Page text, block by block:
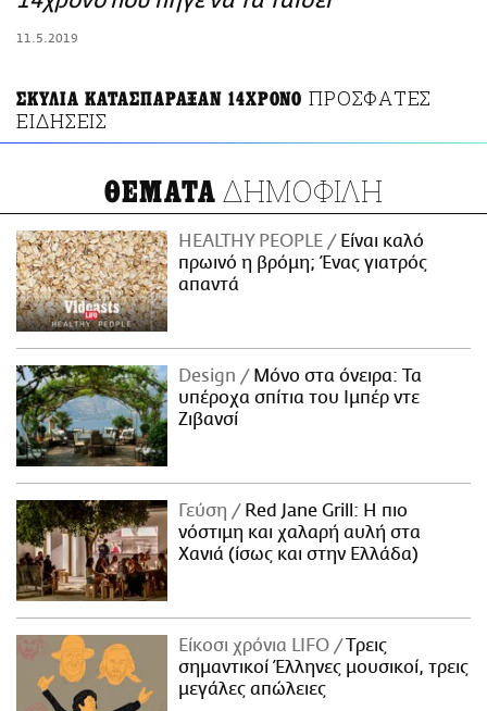
11.5.2019
ΣΚΥΛΙΑ ΚΑΤΑΣΠΑΡΑΞΑΝ 14ΧΡΟΝΟ ΠΡΟΣΦΑΤΕΣ
ΕΙΔΗΣΕΙΣ
ΘΕΜΑΤΑ ΔΗΜΟΦΙΛΗ
HEALTHY PEOPLE
Είναι καλό
πρωινό η βρόμη; Ένας γιατρός
απαντά
Design
Μόνο στα όνειρα: Τα
υπέροχα σπίτια του Ιμπέρ ντε
Ζιβανσί
Γεύση
Red Jane Grill: Η πιο
νόστιμη και χαλαρή αυλή στα
Χανιά (ίσως και στην Ελλάδα)
Είκοσι χρόνια LIFO
Tρεις
σημαντικοί Έλληνες μουσικοί, τρεις
μεγάλες απώλειες